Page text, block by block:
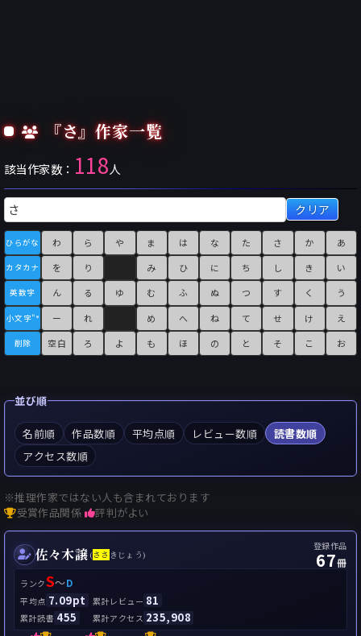
『さ』作家一覧
該当作家数： 118人
クリア
ひらがな
カタカナ
英数字
小文字"°
削除
わ
を
ん
ー
空白
ら
り
る
れ
ろ
や
ゆ
よ
ま
み
む
め
も
は
ひ
ふ
へ
ほ
な
に
ぬ
ね
の
た
ち
つ
て
と
さ
し
す
せ
そ
か
き
く
け
こ
あ
い
う
え
お
並び順
名前順 作品数順 平均点順 レビュー数順
読書数順
アクセス数順
※推理作家ではない人も含まれております
受賞作品関係
評判がよい
佐々木譲 (さ さ きじょう)
登録作品
67冊
ランクS～D
平均点 7.09pt 累計レビュー 81
累計読書 455 累計アクセス 235,908